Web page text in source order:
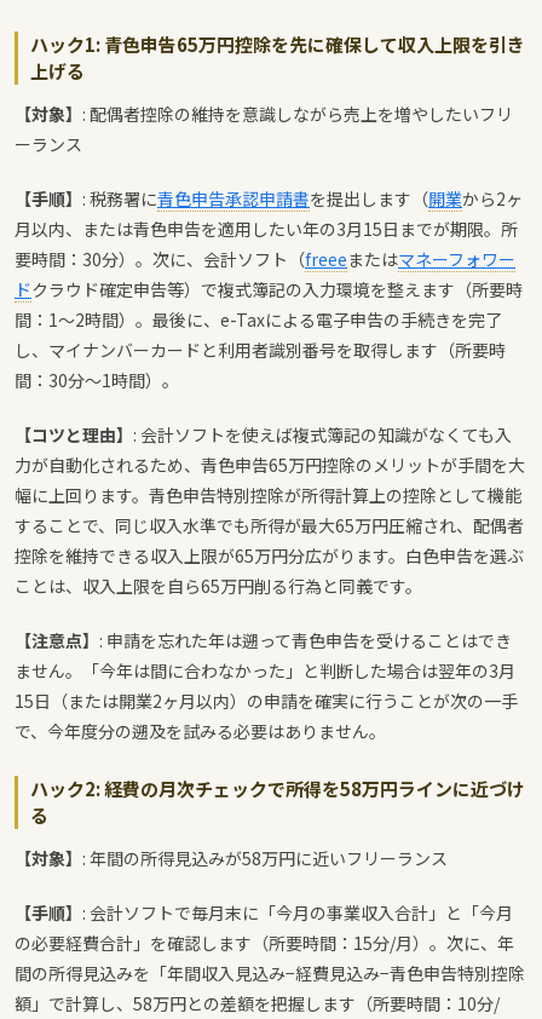
ハック1: 青色申告65万円控除を先に確保して収入上限を引き
上げる
【対象】 : 配偶者控除の維持を意識しながら売上を増やしたいフリ
ーランス
【手順】 : 税務署に青色申告承認申請書を提出します（開業から2ヶ
月以内、または青色申告を適用したい年の3月15日までが期限。所
要時間：30分）。次に、会計ソフト（freeeまたはマネーフォワー
ドクラウド確定申告等）で複式簿記の入力環境を整えます（所要時
間：1〜2時間）。最後に、e-Taxによる電子申告の手続きを完了
し、マイナンバーカードと利用者識別番号を取得します（所要時
間：30分〜1時間）。
【コツと理由】 : 会計ソフトを使えば複式簿記の知識がなくても入
力が自動化されるため、青色申告65万円控除のメリットが手間を大
幅に上回ります。青色申告特別控除が所得計算上の控除として機能
することで、同じ収入水準でも所得が最大65万円圧縮され、配偶者
控除を維持できる収入上限が65万円分広がります。白色申告を選ぶ
ことは、収入上限を自ら65万円削る行為と同義です。
【注意点】 : 申請を忘れた年は遡って青色申告を受けることはでき
ません。「今年は間に合わなかった」と判断した場合は翌年の3月
15日（または開業2ヶ月以内）の申請を確実に行うことが次の一手
で、今年度分の遡及を試みる必要はありません。
ハック2: 経費の月次チェックで所得を58万円ラインに近づけ
る
【対象】 : 年間の所得見込みが58万円に近いフリーランス
【手順】 : 会計ソフトで毎月末に「今月の事業収入合計」と「今月
の必要経費合計」を確認します（所要時間：15分/月）。次に、年
間の所得見込みを「年間収入見込み−経費見込み−青色申告特別控除
額」で計算し、58万円との差額を把握します（所要時間：10分/